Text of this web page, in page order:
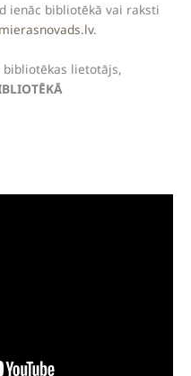
ienāc bibliotēkā vai raksti
.
bibliotēkas lietotājs,